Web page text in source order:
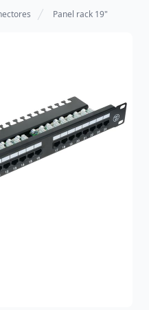
Panel rack 19"